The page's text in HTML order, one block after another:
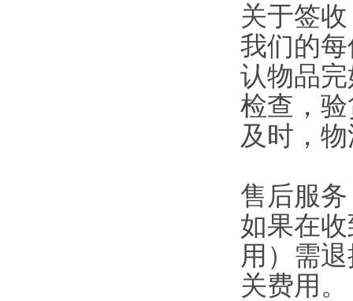
关于签收
我们的
认物品
检查，
及时，
售后服务
如果在
用）需
关费用